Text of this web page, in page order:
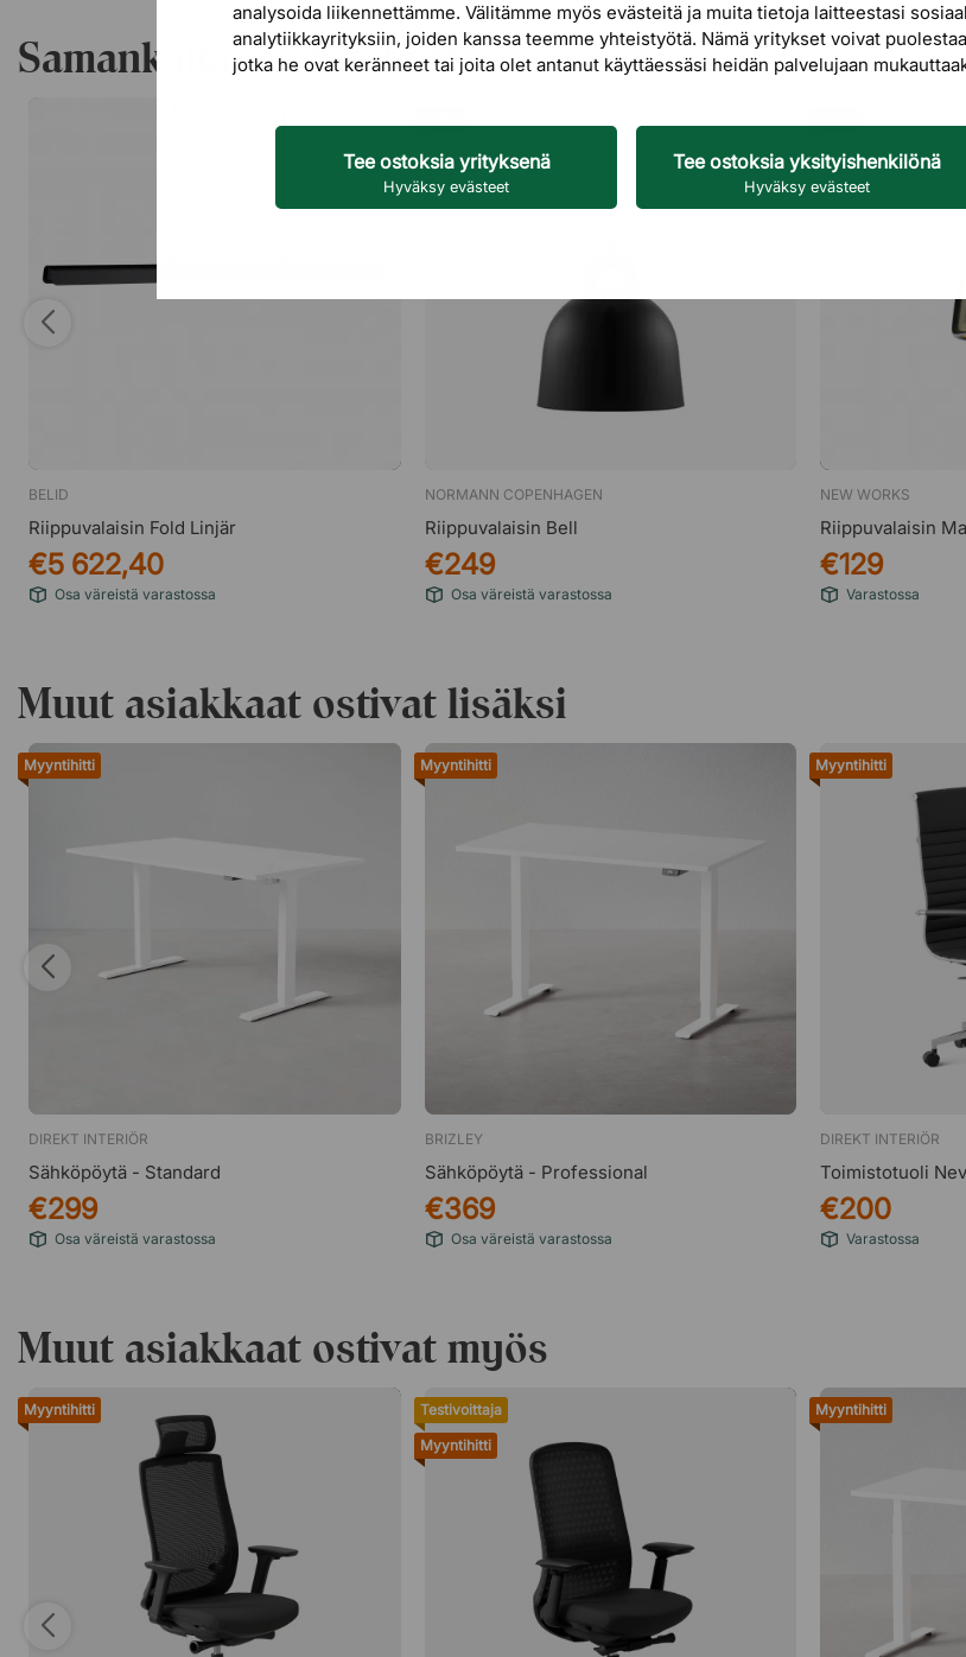
analysoida liikennettämme. Välitämme myös evästeitä ja muita tietoja laitteestasi
analytiikkayrityksiin, joiden kanssa teemme yhteistyötä. Nämä yritykset voivat
jotka he ovat keränneet tai joita olet antanut käyttäessäsi heidän palvelujaan
Tee ostoksia yrityksenä
Hyväksy evästeet
Tee ostoksia yksityishenkilönä
Hyväksy evästeet
Samankaltaisia tuotteita
BELID
Riippuvalaisin Fold Linjär
€5 622,40
Osa väreistä varastossa
NORMANN COPENHAGEN
Riippuvalaisin Bell
€249
Osa väreistä varastossa
NEW WORKS
Riippuvalaisin
€129
Varastossa
Muut asiakkaat ostivat lisäksi
Myyntihitti
DIREKT INTERIÖR
Sähköpöytä - Standard
€299
Osa väreistä varastossa
Myyntihitti
BRIZLEY
Sähköpöytä - Professional
€369
Osa väreistä varastossa
Myyntihitti
DIREKT INTERIÖR
Toimistotuoli
€200
Varastossa
Muut asiakkaat ostivat myös
Myyntihitti
Testivoittaja
Myyntihitti
Myyntihitti